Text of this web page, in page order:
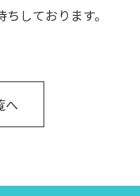
しております。
へ